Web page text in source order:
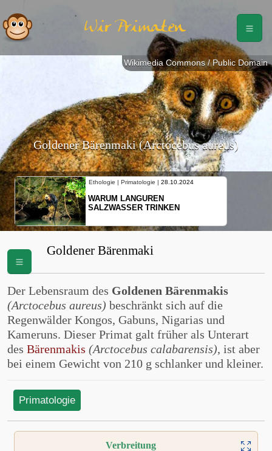
Wir Primaten
Goldener Bärenmaki (Arctocebus aureus)
Ethologie | Primatologie | 28.10.2024
WARUM LANGUREN
SALZWASSER TRINKEN
Wikimedia Commons / Public Domain
Goldener Bärenmaki
Der Lebensraum des Goldenen Bärenmakis
(Arctocebus aureus) beschränkt sich auf die
Regenwälder Kongos, Gabuns, Nigarias und
Kameruns. Dieser Primat galt früher als Unterart
des Bärenmakis (Arctocebus calabarensis), ist aber
bei einem Gewicht von 210 g schlanker und kleiner.
Primatologie
Verbreitung